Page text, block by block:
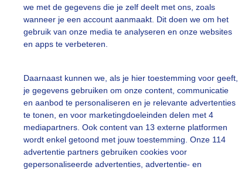
we met de gegevens die je zelf deelt met ons, zoals
wanneer je een account aanmaakt. Dit doen we om het
gebruik van onze media te analyseren en onze websites
en apps te verbeteren.
Daarnaast kunnen we, als je hier toestemming voor geeft,
je gegevens gebruiken om onze content, communicatie
en aanbod te personaliseren en je relevante advertenties
te tonen, en voor marketingdoeleinden delen met 4
mediapartners. Ook content van 13 externe platformen
wordt enkel getoond met jouw toestemming. Onze 114
advertentie partners gebruiken cookies voor
gepersonaliseerde advertenties, advertentie- en
Tonny de Vries Gemaakt: 11-05-2026, 43x bekeken
slideshow